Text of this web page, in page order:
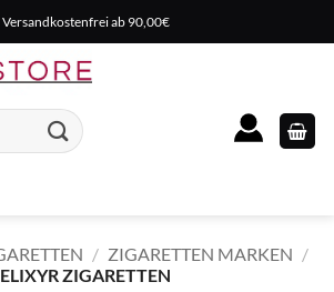
Versandkostenfrei ab 90,00€
/ ZIGARETTEN MARKEN /
ELIXYR ZIGARETTEN